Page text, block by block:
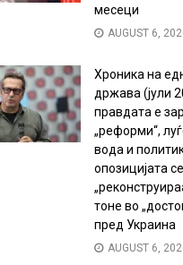
месеци
AUGUST 6,
Хроника на
држава (јули
правдата е
„реформи“,
вода и
опозицијата се
тоне во
пред Украина
AUGUST 6,